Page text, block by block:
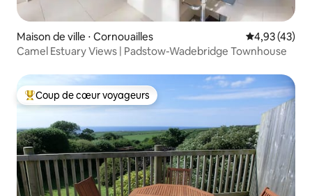
Maison de ville ⋅ Cornouailles Évaluation
4,93 (43)
Camel Estuary Views | Padstow-Wadebridge Townhouse
Coups de cœur voyageurs les plus appréciés
Coup de cœur voyageurs